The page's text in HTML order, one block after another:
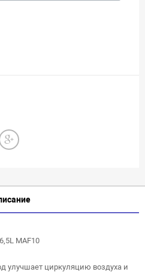
MAF10
улучшает циркуляцию воздуха и